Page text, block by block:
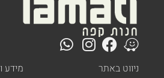
באתר מידע ואזור אישי